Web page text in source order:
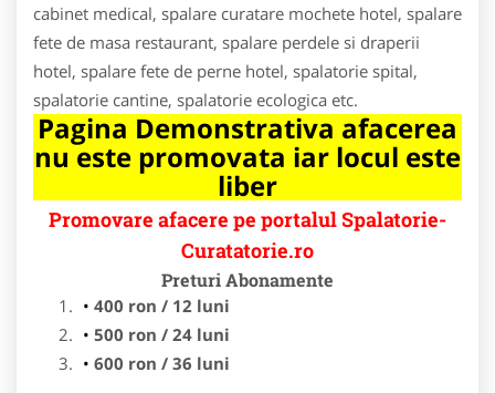
cabinet medical, spalare curatare mochete hotel, spalare
fete de masa restaurant, spalare perdele si draperii
hotel, spalare fete de perne hotel, spalatorie spital,
spalatorie cantine, spalatorie ecologica etc.
Pagina Demonstrativa afacerea
nu este promovata iar locul este
liber
Promovare afacere pe portalul Spalatorie-
Curatatorie.ro
Preturi Abonamente
400 ron / 12 luni
500 ron / 24 luni
600 ron / 36 luni